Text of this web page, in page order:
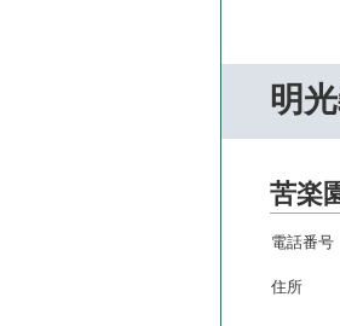
明
苦楽